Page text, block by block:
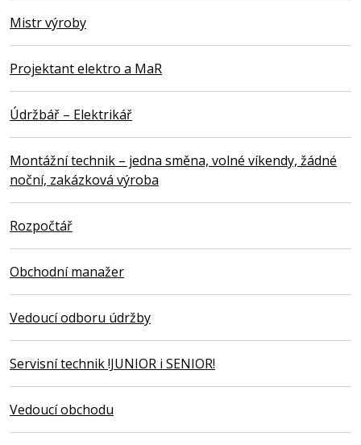
Mistr výroby
Projektant elektro a MaR
Údržbář – Elektrikář
Montážní technik – jedna směna, volné víkendy, žádné
noční, zakázková výroba
Rozpočtář
Obchodní manažer
Vedoucí odboru údržby
Servisní technik !JUNIOR i SENIOR!
Vedoucí obchodu